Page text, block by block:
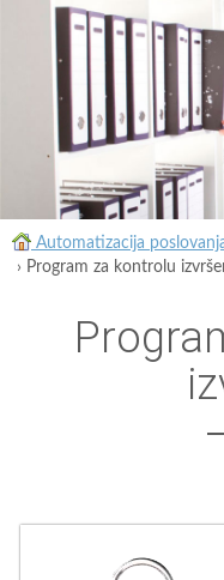
Automatizacija
› Program za kontrolu